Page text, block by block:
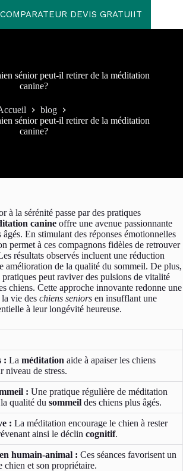
COMPARATEUR DEVIS GRATUIIT
sénior peut-il retirer de la méditation
canine?
blog
sénior peut-il retirer de la méditation
canine?
à la sérénité passe par des pratiques
canine offre une avenue passionnante
âgés. En stimulant des réponses émotionnelles
permet à ces compagnons fidèles de retrouver
résultats observés incluent une réduction
amélioration de la qualité du sommeil. De plus,
peut raviver des pulsions de vitalité
chiens. Cette approche innovante redonne une
vie des chiens seniors en insufflant une
à leur longévité heureuse.
: La méditation aide à apaiser les chiens
niveau de stress.
: Une pratique régulière de méditation
qualité du sommeil des chiens plus âgés.
: La méditation encourage le chien à rester
ainsi le déclin cognitif.
humain-animal : Ces séances favorisent un
chien et son propriétaire.